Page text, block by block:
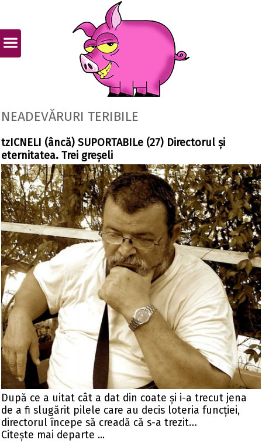
NEADEVĂRURI TERIBILE
tzICNELI (âncă) SUPORTABILe (27) Directorul și
eternitatea. Trei greșeli
După ce a uitat cât a dat din coate și i-a trecut jena
de a fi slugărit pilele care au decis loteria funcției,
directorul începe să creadă că s-a trezit…
Citeşte mai departe ...